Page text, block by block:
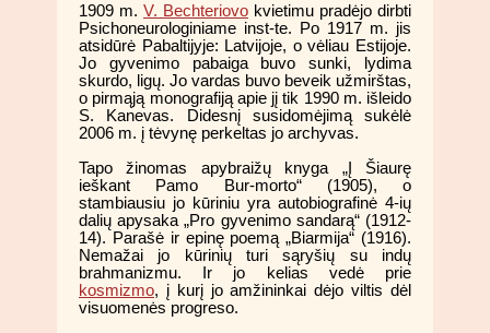
1909 m. V. Bechteriovo kvietimu pradėjo dirbti
Psichoneurologiniame inst-te. Po 1917 m. jis
atsidūrė Pabaltijyje: Latvijoje, o vėliau Estijoje.
Jo gyvenimo pabaiga buvo sunki, lydima
skurdo, ligų. Jo vardas buvo beveik užmirštas,
o pirmąją monografiją apie jį tik 1990 m. išleido
S. Kanevas. Didesnį susidomėjimą sukėlė
2006 m. į tėvynę perkeltas jo archyvas.
Tapo žinomas apybraižų knyga „Į Šiaurę
ieškant Pamo Bur-morto“ (1905), o
stambiausiu jo kūriniu yra autobiografinė 4-ių
dalių apysaka „Pro gyvenimo sandarą“ (1912-
14). Parašė ir epinę poemą „Biarmija“ (1916).
Nemažai jo kūrinių turi sąryšių su indų
brahmanizmu. Ir jo kelias vedė prie
kosmizmo, į kurį jo amžininkai dėjo viltis dėl
visuomenės progreso.